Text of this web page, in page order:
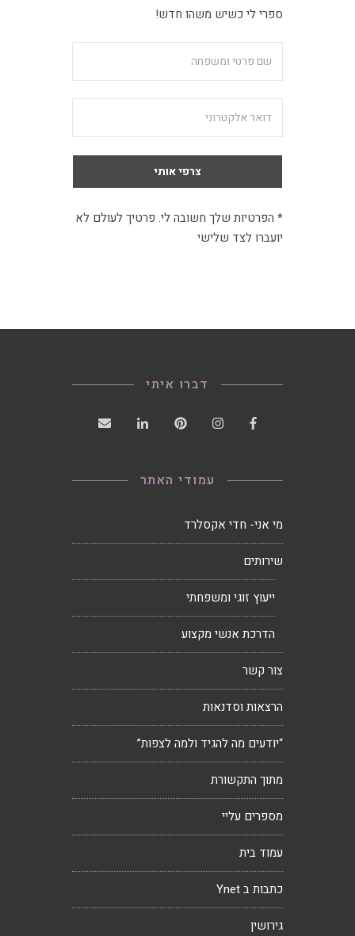
ספרי לי כשיש משהו חדש!
* הפרטיות שלך חשובה לי. פרטיך לעולם לא
יועברו לצד שלישי
דברו איתי
עמודי האתר
מי אני- חדי אקסלרד
שירותים
ייעוץ זוגי ומשפחתי
הדרכת אנשי מקצוע
צור קשר
הרצאות וסדנאות
“יודעים מה להגיד ולמה לצפות”
מתוך התקשורת
מספרים עליי
עמוד בית
כתבות ב Ynet
גירושין